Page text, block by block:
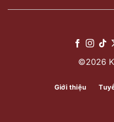
©2026
Giới thiệu